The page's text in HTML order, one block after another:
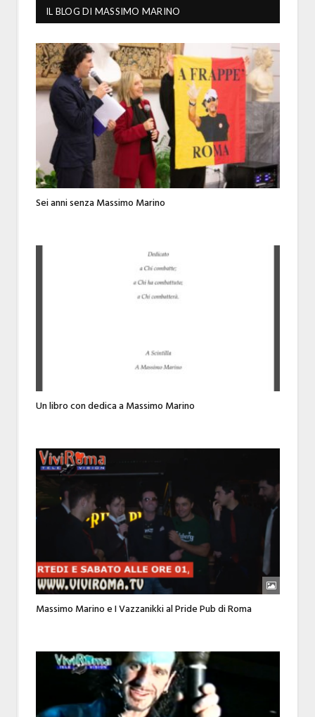
IL BLOG DI MASSIMO MARINO
Sei anni senza Massimo Marino
Un libro con dedica a Massimo Marino
Massimo Marino e I Vazzanikki al Pride Pub di Roma